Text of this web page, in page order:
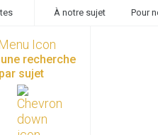
À notre sujet Pour
recherche
par sujet